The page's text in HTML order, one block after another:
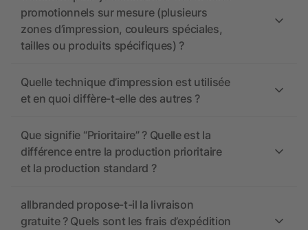
promotionnels sur mesure (plusieurs
zones d’impression, couleurs spéciales,
tailles ou produits spécifiques) ?
Quelle technique d’impression est utilisée
et en quoi diffère-t-elle des autres ?
Que signifie “Prioritaire” ? Quelle est la
différence entre la production prioritaire
et la production standard ?
allbranded propose-t-il la livraison
gratuite ? Quels sont les frais d’expédition